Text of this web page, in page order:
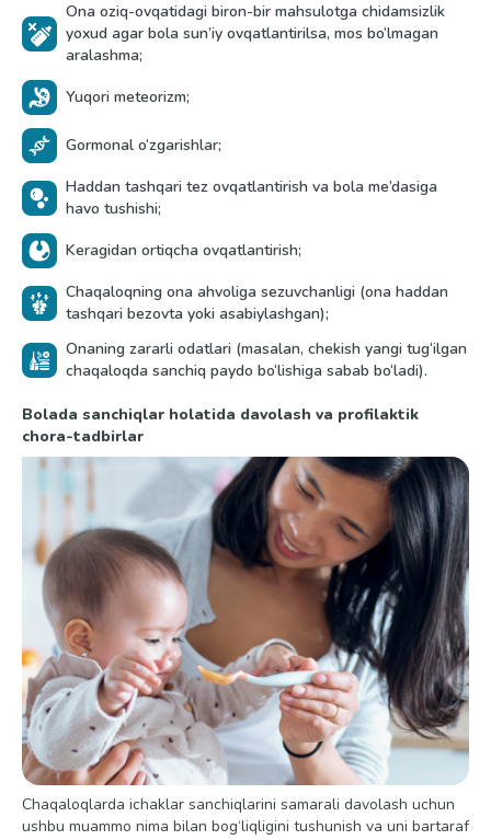
Ona oziq-ovqatidagi biron-bir mahsulotga chidamsizlik
yoxud agar bola sun’iy ovqatlantirilsa, mos bo‘lmagan
aralashma;
Yuqori meteorizm;
Gormonal o‘zgarishlar;
Haddan tashqari tez ovqatlantirish va bola me’dasiga
havo tushishi;
Keragidan ortiqcha ovqatlantirish;
Chaqaloqning ona ahvoliga sezuvchanligi (ona haddan
tashqari bezovta yoki asabiylashgan);
Onaning zararli odatlari (masalan, chekish yangi tug‘ilgan
chaqaloqda sanchiq paydo bo‘lishiga sabab bo‘ladi).
Bolada sanchiqlar holatida davolash va profilaktik
chora-tadbirlar
Chaqaloqlarda ichaklar sanchiqlarini samarali davolash uchun
ushbu muammo nima bilan bog‘liqligini tushunish va uni bartaraf